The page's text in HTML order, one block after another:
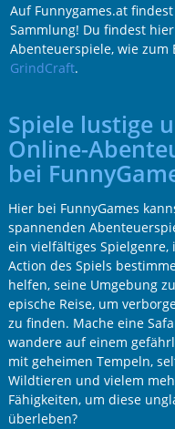
Auf Funnygames.at
Sammlung! Du findest
Abenteuerspiele, wie zum
GrindCraft.
Spiele lustige
Online-
bei
Hier bei FunnyGames
spannenden
ein vielfältiges
Action des Spiels
helfen, seine Umgebung
epische Reise, um
zu finden. Mache eine
wandere auf einem
mit geheimen Tempeln,
Wildtieren und vielem
Fähigkeiten, um diese
überleben?